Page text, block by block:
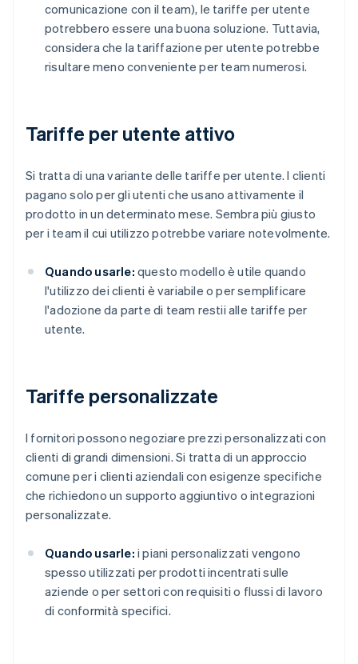
comunicazione con il team), le tariffe per utente
potrebbero essere una buona soluzione. Tuttavia,
considera che la tariffazione per utente potrebbe
risultare meno conveniente per team numerosi.
Tariffe per utente attivo
Si tratta di una variante delle tariffe per utente. I clienti
pagano solo per gli utenti che usano attivamente il
prodotto in un determinato mese. Sembra più giusto
per i team il cui utilizzo potrebbe variare notevolmente.
Quando usarle: questo modello è utile quando
l'utilizzo dei clienti è variabile o per semplificare
l'adozione da parte di team restii alle tariffe per
utente.
Tariffe personalizzate
I fornitori possono negoziare prezzi personalizzati con
clienti di grandi dimensioni. Si tratta di un approccio
comune per i clienti aziendali con esigenze specifiche
che richiedono un supporto aggiuntivo o integrazioni
personalizzate.
Quando usarle: i piani personalizzati vengono
spesso utilizzati per prodotti incentrati sulle
aziende o per settori con requisiti o flussi di lavoro
di conformità specifici.